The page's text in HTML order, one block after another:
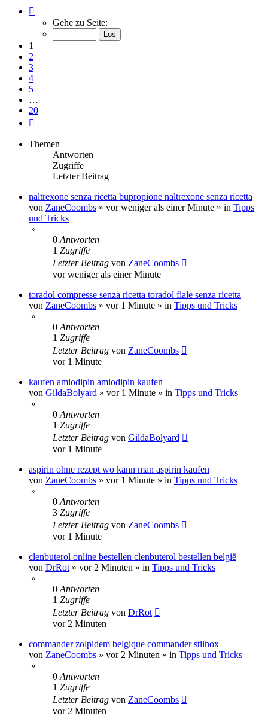
von
Gehe zu Seite:
1
2
3
4
5
…
20
Themen
Antworten
Zugriffe
Letzter Beitrag
naltrexone senza ricetta bupropione naltrexone senza ricetta
von ZaneCoombs » vor weniger als einer Minute » in Tipps
und Tricks
»
0 Antworten
1 Zugriffe
Letzter Beitrag von ZaneCoombs
vor weniger als einer Minute
toradol compresse senza ricetta toradol fiale senza ricetta
von ZaneCoombs » vor 1 Minute » in Tipps und Tricks
»
0 Antworten
1 Zugriffe
Letzter Beitrag von ZaneCoombs
vor 1 Minute
kaufen amlodipin amlodipin kaufen
von GildaBolyard » vor 1 Minute » in Tipps und Tricks
»
0 Antworten
1 Zugriffe
Letzter Beitrag von GildaBolyard
vor 1 Minute
aspirin ohne rezept wo kann man aspirin kaufen
von ZaneCoombs » vor 1 Minute » in Tipps und Tricks
»
0 Antworten
3 Zugriffe
Letzter Beitrag von ZaneCoombs
vor 1 Minute
clenbuterol online bestellen clenbuterol bestellen belgië
von DrRot » vor 2 Minuten » in Tipps und Tricks
»
0 Antworten
1 Zugriffe
Letzter Beitrag von DrRot
vor 2 Minuten
commander zolpidem belgique commander stilnox
von ZaneCoombs » vor 2 Minuten » in Tipps und Tricks
»
0 Antworten
1 Zugriffe
Letzter Beitrag von ZaneCoombs
vor 2 Minuten